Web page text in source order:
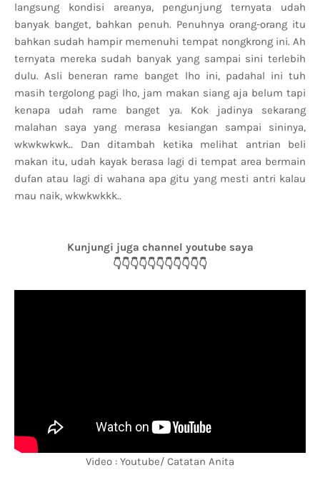
langsung kondisi areanya, pengunjung ternyata udah
banyak banget, bahkan penuh. Penuhnya orang-orang itu
bahkan sudah hampir memenuhi tempat nongkrong ini. Ah
ternyata mereka sudah banyak yang sampai sini terlebih
dulu. Asli beneran rame banget lho ini, padahal ini tuh
masih tergolong pagi lho, jam makan siang aja belum tapi
kenapa udah rame banget ya. Kok jadinya sekarang
malahan saya yang merasa kesiangan sampai sininya,
wkwkwkwk.. Dan ditambah ketika melihat antrian beli
makan itu, udah kayak berasa lagi di tempat area bermain
dufan atau lagi di wahana apa gitu yang mesti antri kalau
mau naik, wkwkwkkk..
Kunjungi juga channel youtube saya
👇👇👇👇👇👇👇👇👇👇👇
Video : Youtube/ Catatan Anita